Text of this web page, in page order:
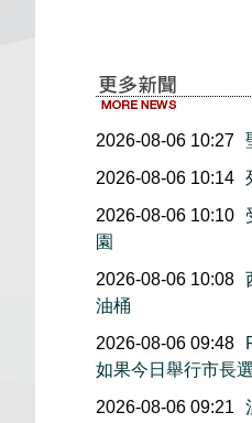
2026-08-06 10:27
2026-08-06 10:14
2026-08-06 10:10
園
2026-08-06 10:08
油桶
2026-08-06 09:48
如果今日舉行市長
2026-08-06 09:21